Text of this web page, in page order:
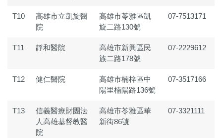
T10
高雄市立凱旋醫
院
高雄市苓雅區凱
旋二路130號
07-7513171
T11 靜和醫院
高雄市新興區民
族二路178號
07-2229612
T12 健仁醫院
高雄市楠梓區中
陽里楠陽路136號
07-3517166
T13
信義醫療財團法
人高雄基督教醫
院
高雄市苓雅區華
新街86號
07-3321111